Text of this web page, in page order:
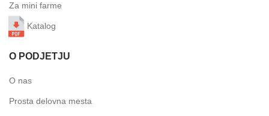
Za mini farme
Katalog
O PODJETJU
O nas
Prosta delovna mesta